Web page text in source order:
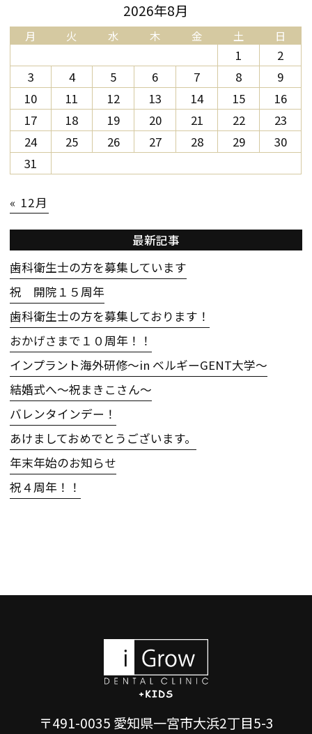
2026年8月
月 火 水 木 金 土 日
1
2
3
4 5 6 7 8
9
10
11 12 13 14 15
16
17
18 19 20 21 22
23
24
25 26 27 28 29
30
31
« 12月
最新記事
歯科衛生士の方を募集しています
祝 開院１５周年
歯科衛生士の方を募集しております！
おかげさまで１０周年！！
インプラント海外研修〜in ベルギーGENT大学〜
結婚式へ〜祝まきこさん〜
バレンタインデー！
あけましておめでとうございます。
年末年始のお知らせ
祝４周年！！
〒491-0035 愛知県一宮市大浜2丁目5-3